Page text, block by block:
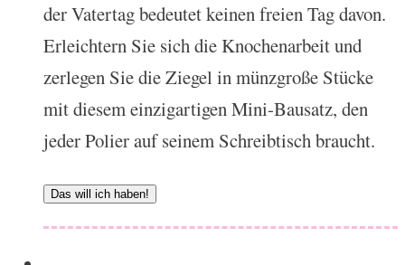
der Vatertag bedeutet keinen freien Tag davon.
Erleichtern Sie sich die Knochenarbeit und
zerlegen Sie die Ziegel in münzgroße Stücke
mit diesem einzigartigen Mini-Bausatz, den
jeder Polier auf seinem Schreibtisch braucht.
Das will ich haben!